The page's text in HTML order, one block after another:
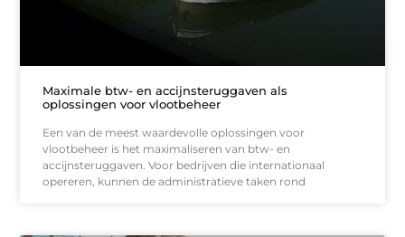
Maximale btw- en accijnsteruggaven als
oplossingen voor vlootbeheer
Een van de meest waardevolle oplossingen voor
vlootbeheer is het maximaliseren van btw- en
accijnsteruggaven. Voor bedrijven die internationaal
opereren, kunnen de administratieve taken rond